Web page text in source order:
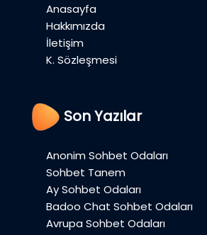
Anasayfa
Hakkımızda
İletişim
K. Sözleşmesi
Son Yazılar
Anonim Sohbet Odaları
Sohbet Tanem
Ay Sohbet Odaları
Badoo Chat Sohbet Odaları
Avrupa Sohbet Odaları